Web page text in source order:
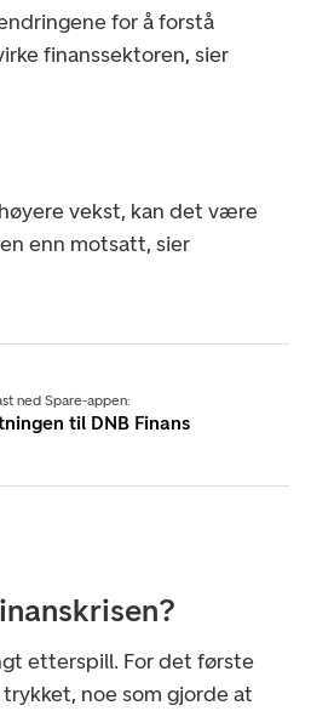
for å forstå
finanssektoren, sier
vekst, kan det være
enn motsatt, sier
ned Spare-appen:
til DNB Finans
etterspill. For det første
noe som gjorde at